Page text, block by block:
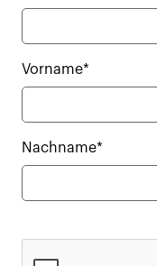
Vorname*
Nachname*